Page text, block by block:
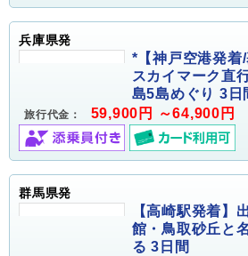
兵庫県発
*【神戸空港発着
スカイマーク直
島5島めぐり 3日
旅行代金： 59,900円 ～64,900円
群馬県発
【高崎駅発着】
館・鳥取砂丘と
る 3日間